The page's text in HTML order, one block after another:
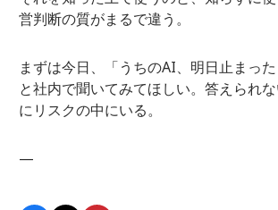
営判断の質がまるで違う。
まずは今日、「うちのAI、明日止まった
と社内で聞いてみてほしい。答えられ
にリスクの中にいる。
—